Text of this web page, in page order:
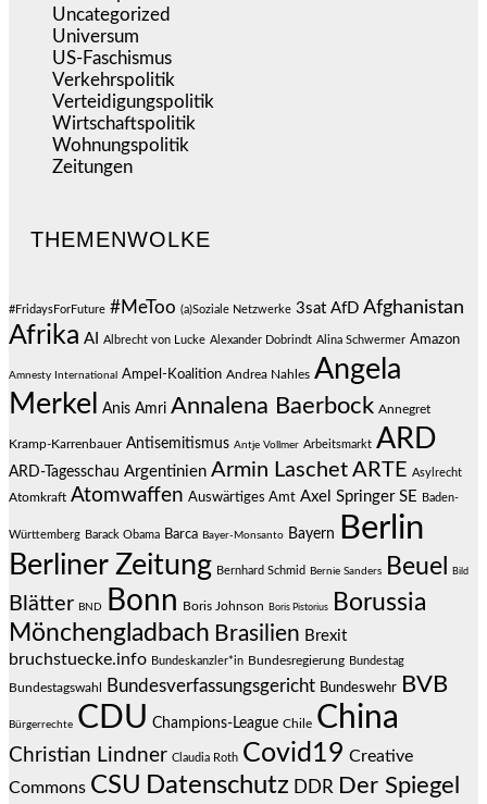
Uncategorized
Universum
US-Faschismus
Verkehrspolitik
Verteidigungspolitik
Wirtschaftspolitik
Wohnungspolitik
Zeitungen
THEMENWOLKE
#FridaysForFuture #MeToo (a)Soziale Netzwerke 3sat AfD Afghanistan
Afrika AI Albrecht von Lucke Alexander Dobrindt Alina Schwermer Amazon
Amnesty International Ampel-Koalition Andrea Nahles Angela
Merkel
Anis Amri Annalena Baerbock Annegret
Kramp-Karrenbauer Antisemitismus Antje Vollmer Arbeitsmarkt ARD
ARD-Tagesschau Argentinien Armin Laschet ARTE Asylrecht
Atomkraft Atomwaffen Auswärtiges Amt Axel Springer SE Baden-
Württemberg Barack Obama Barca Bayer-Monsanto Bayern Berlin
Berliner Zeitung Bernhard Schmid Bernie Sanders Beuel Bild
Blätter BND Bonn Boris Johnson Boris Pistorius
Borussia
Mönchengladbach Brasilien Brexit
bruchstuecke.info Bundeskanzler*in Bundesregierung Bundestag
Bundestagswahl Bundesverfassungsgericht Bundeswehr BVB
Bürgerrechte CDU Champions-League Chile China
Christian Lindner Claudia Roth Covid19 Creative
Commons CSU Datenschutz DDR Der Spiegel